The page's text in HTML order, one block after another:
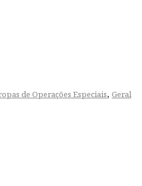
de Operações Especiais, Geral